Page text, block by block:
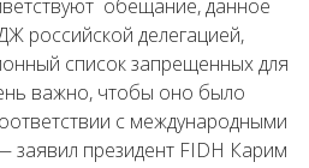
обещание, данное
российской делегацией,
список запрещенных для
важно, чтобы оно было
с международными
заявил президент FIDH Карим